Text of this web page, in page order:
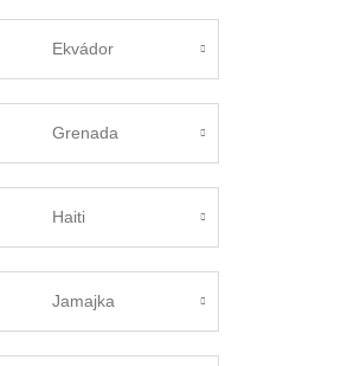
Ekvádor
Grenada
Haiti
Jamajka